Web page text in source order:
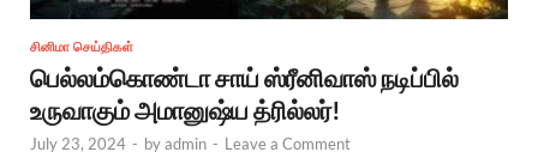
சினிமா செய்திகள்
பெல்லம்கொண்டா சாய் ஸ்ரீனிவாஸ் நடிப்பில்
உருவாகும் அமானுஷ்ய த்ரில்லர்!
July 23, 2024 - byadmin - Leave a Comment